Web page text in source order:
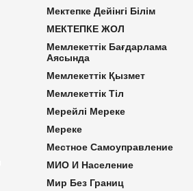
Мектепке Дейінгі Білім
МЕКТЕПКЕ ЖОЛ
Мемлекеттік Бағдарлама
Аясында
Мемлекеттік Қызмет
Мемлекеттік Тіл
Мерейлі Мереке
Мереке
Местное Самоуправление
МИО И Население
Мир Без Границ